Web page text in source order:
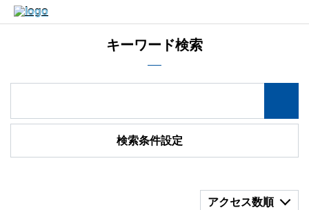
キーワード検索
検索条件設定
アクセス数順